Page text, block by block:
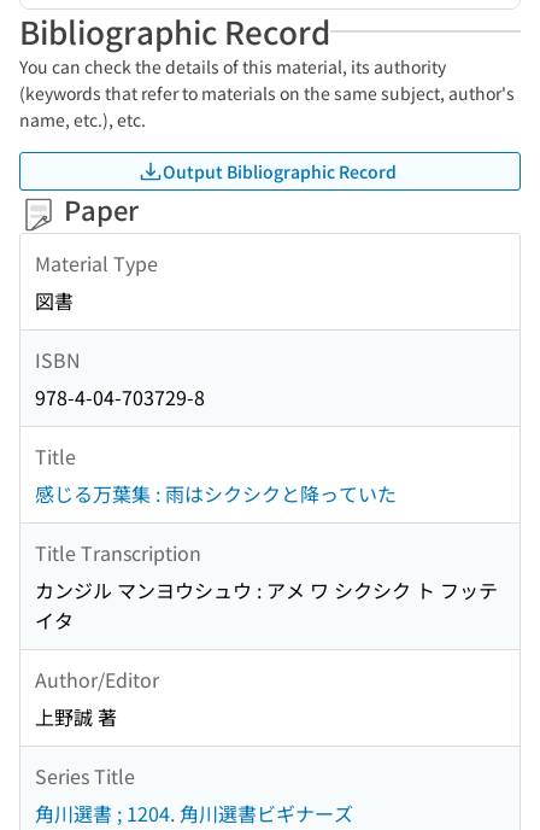
Bibliographic Record
You can check the details of this material, its authority
(keywords that refer to materials on the same subject, author's
name, etc.), etc.
Output Bibliographic Record
Paper
Material Type
図書
ISBN
978-4-04-703729-8
Title
感じる万葉集 : 雨はシクシクと降っていた
Title Transcription
カンジル マンヨウシュウ : アメ ワ シクシク ト フッテ
イタ
Author/Editor
上野誠 著
Series Title
角川選書 ; 1204. 角川選書ビギナーズ